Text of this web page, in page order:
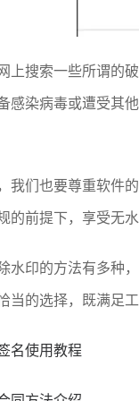
上搜索一些所谓的
感染病毒或遭受其
我们也要尊重软件
的前提下，享受无
水印的方法有多种
当的选择，既满足
名使用教程